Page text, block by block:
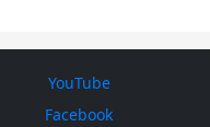
YouTube
Facebook